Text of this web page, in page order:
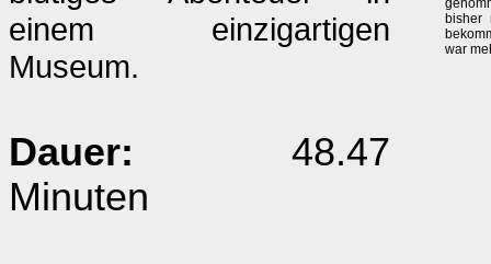
einem einzigartigen
Museum.
Dauer: 48.47
Minuten
bisher
war